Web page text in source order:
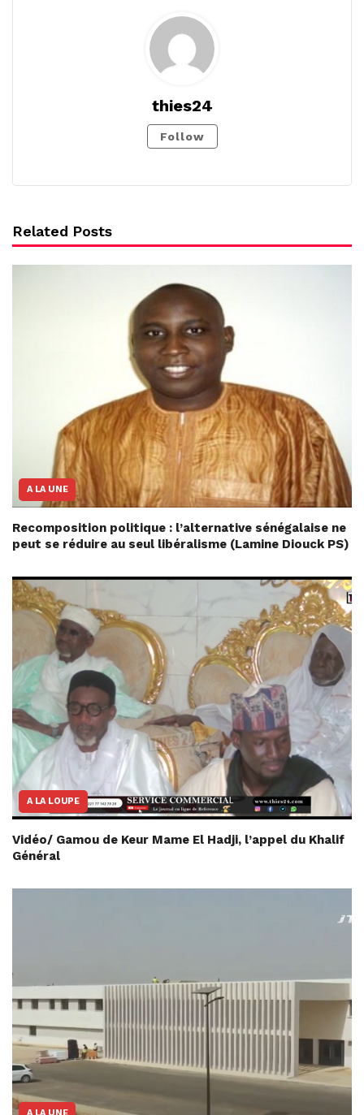
thies24
Follow
Related Posts
A LA UNE
Recomposition politique : l’alternative sénégalaise ne
peut se réduire au seul libéralisme (Lamine Diouck PS)
A LA LOUPE
Vidéo/ Gamou de Keur Mame El Hadji, l’appel du Khalif
Général
A LA UNE